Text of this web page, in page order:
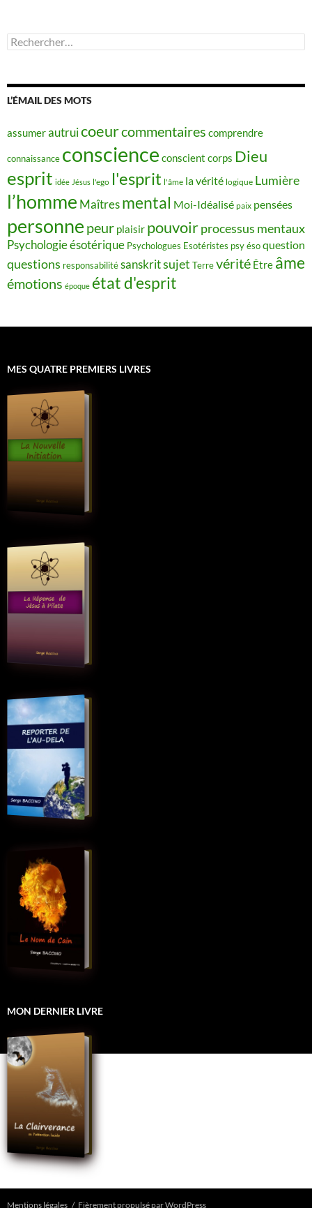
Rechercher :
L’ÉMAIL DES MOTS
assumerautruicoeurcommentaires comprendre
connaissance conscience conscient corps Dieu
esprit idée Jésus l'ego l'esprit l'âme la vérité logique Lumière
l’homme Maîtres mental Moi-Idéalisé paix pensées
personne peur plaisir pouvoirprocessus mentaux
Psychologie ésotérique Psychologues Esotéristes psy ésoquestion
questions responsabilitésanskritsujet Terrevérité Être âme
émotions époque état d'esprit
MES QUATRE PREMIERS LIVRES
MON DERNIER LIVRE
Mentions légales Fièrement propulsé par WordPress